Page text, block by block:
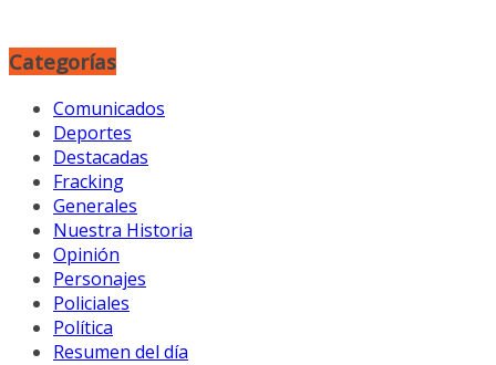
Categorías
Comunicados
Deportes
Destacadas
Fracking
Generales
Nuestra Historia
Opinión
Personajes
Policiales
Política
Resumen del día